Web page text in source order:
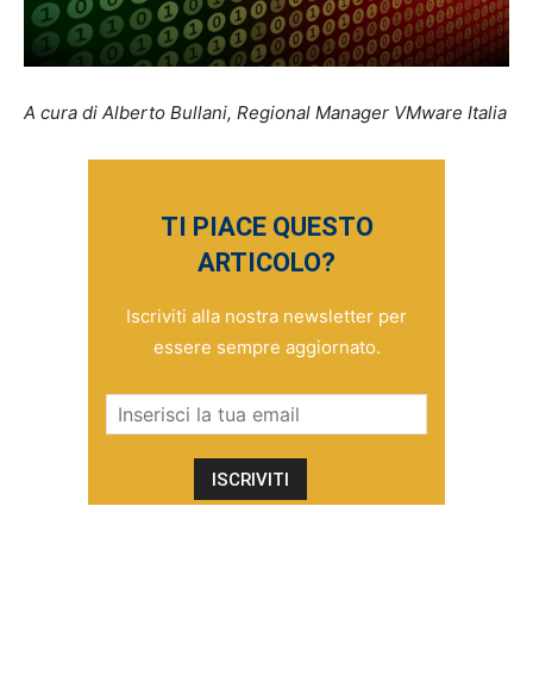
A cura di Alberto Bullani, Regional Manager VMware Italia
TI PIACE QUESTO
ARTICOLO?
Iscriviti alla nostra newsletter per
essere sempre aggiornato.